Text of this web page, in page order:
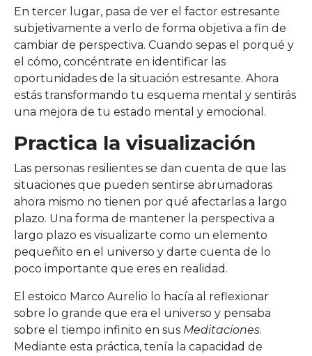
En tercer lugar, pasa de ver el factor estresante
subjetivamente a verlo de forma objetiva a fin de
cambiar de perspectiva. Cuando sepas el porqué y
el cómo, concéntrate en identificar las
oportunidades de la situación estresante. Ahora
estás transformando tu esquema mental y sentirás
una mejora de tu estado mental y emocional.
Practica la visualización
Las personas resilientes se dan cuenta de que las
situaciones que pueden sentirse abrumadoras
ahora mismo no tienen por qué afectarlas a largo
plazo. Una forma de mantener la perspectiva a
largo plazo es visualizarte como un elemento
pequeñito en el universo y darte cuenta de lo
poco importante que eres en realidad.
El estoico Marco Aurelio lo hacía al reflexionar
sobre lo grande que era el universo y pensaba
sobre el tiempo infinito en sus Meditaciones.
Mediante esta práctica, tenía la capacidad de